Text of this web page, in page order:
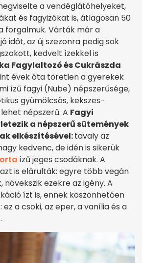
a vendéglátóhelyeket,
és fagyizókat is, átlagosan 50
forgalmuk. Várták már a
időt, az új szezonra pedig sok
kedvelt ízekkel is
Fagylaltozó és Cukrászda
évek óta töretlen a gyerekek
ízű fagyi (Nube) népszerűsége,
gyümölcsös, kekszes-
népszerű. A Fagyi
a népszerű sütemények
elkészítésével:tavaly az
kedvenc, de idén is sikerük
ízű jeges csodáknak. A
azt is elárulták: egyre több vegán
ezekre az igény. A
ízt is, ennek köszönhetően
a csoki, az eper, a vanília és a